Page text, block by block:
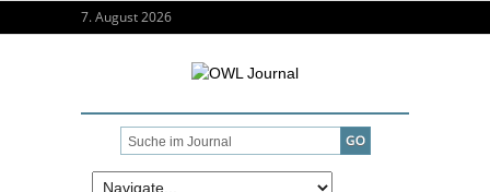
7. August 2026